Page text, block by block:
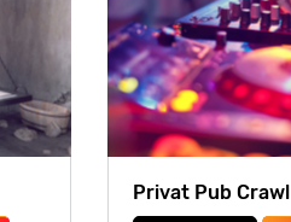
Privat Pub Crawl